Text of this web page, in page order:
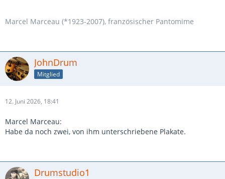
Marcel Marceau (*1923-2007), französischer Pantomime
JohnDrum
Mitglied
12. Juni 2026, 18:41
Marcel Marceau:
Habe da noch zwei, von ihm unterschriebene Plakate.
Drumstudio1